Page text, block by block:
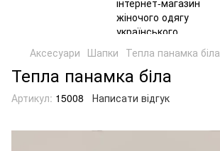
Аксесуари Шапки Тепла панамка біла
Тепла панамка біла
Артикул: 15008 Написати відгук